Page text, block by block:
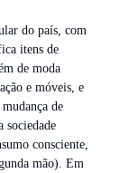
do país, com
itens de
de moda
e móveis, e
de
sociedade
consciente,
mão). Em